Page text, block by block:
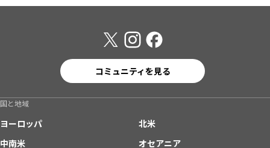
コミュニティを見る
国と地域
ヨーロッパ
北米
中南米
オセアニア